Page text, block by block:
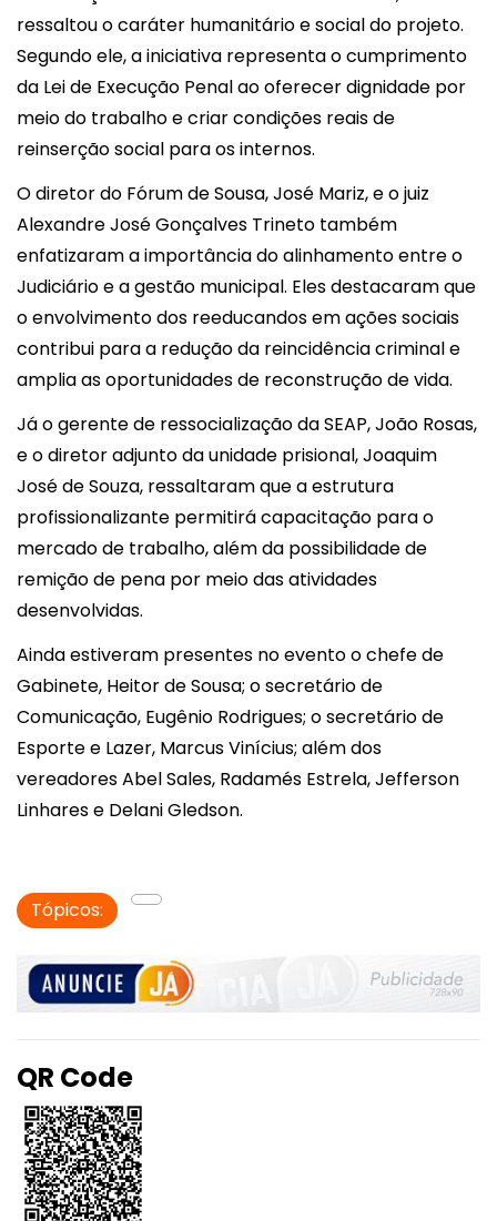
ressaltou o caráter humanitário e social do projeto.
Segundo ele, a iniciativa representa o cumprimento
da Lei de Execução Penal ao oferecer dignidade por
meio do trabalho e criar condições reais de
reinserção social para os internos.
O diretor do Fórum de Sousa,José Mariz, e o juiz
Alexandre José Gonçalves Trineto também
enfatizaram a importância do alinhamento entre o
Judiciário e a gestão municipal. Eles destacaram que
o envolvimento dos reeducandos em ações sociais
contribui para a redução da reincidência criminal e
amplia as oportunidades de reconstrução de vida.
Já o gerente de ressocialização da SEAP,João Rosas,
e o diretor adjunto da unidade prisional,Joaquim
José de Souza, ressaltaram que a estrutura
profissionalizante permitirá capacitação para o
mercado de trabalho, além da possibilidade de
remição de pena por meio das atividades
desenvolvidas.
Ainda estiveram presentes no evento o chefe de
Gabinete, Heitor de Sousa; o secretário de
Comunicação, Eugênio Rodrigues; o secretário de
Esporte e Lazer, Marcus Vinícius; além dos
vereadoresAbel Sales, Radamés Estrela,Jefferson
Linharese Delani Gledson.
Tópicos:
QR Code